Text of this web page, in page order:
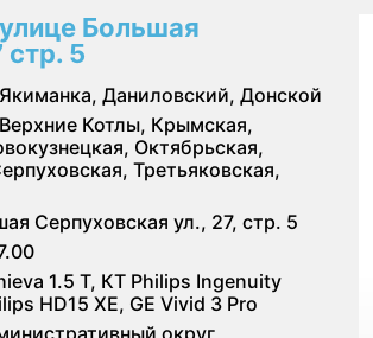
Большая
5
Даниловский, Донской
Котлы, Крымская,
Октябрьская,
Третьяковская,
Серпуховская ул., 27, стр. 5
1.5 T, КТ Philips Ingenuity
HD15 XE, GE Vivid 3 Pro
округ